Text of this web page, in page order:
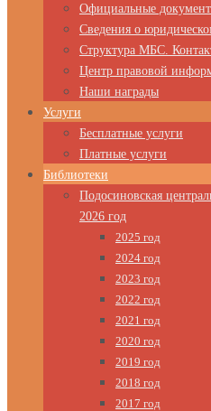
Официальные
Сведения о
Структура МБС.
Центр правовой
Наши награды
Услуги
Бесплатные услуги
Платные услуги
Библиотеки
Подосиновская
2026 год
2025 год
2024 год
2023 год
2022 год
2021 год
2020 год
2019 год
2018 год
2017 год